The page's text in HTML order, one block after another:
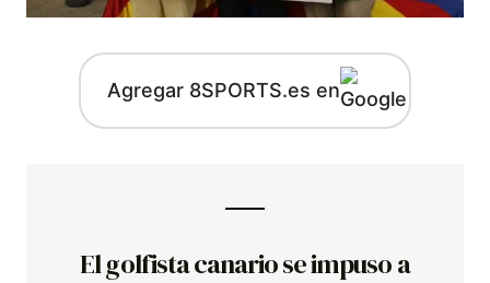
Agregar 8SPORTS.es en
El golfista canario se impuso a